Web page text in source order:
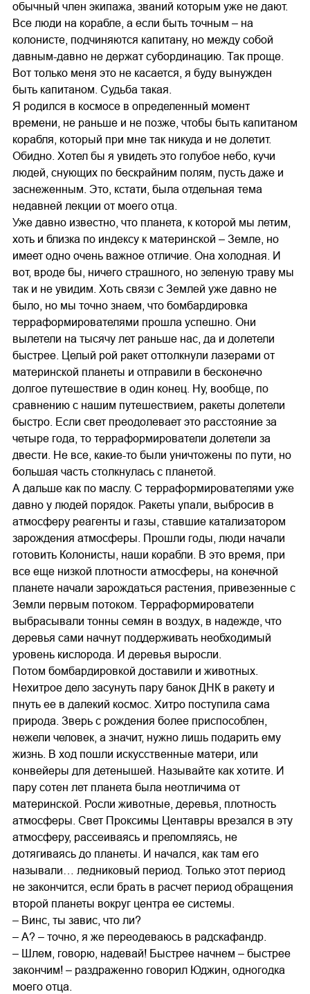
обычный член экипажа, званий которым уже не дают.
Все люди на корабле, а если быть точным – на
колонисте, подчиняются капитану, но между собой
давным-давно не держат субординацию. Так проще.
Вот только меня это не касается, я буду вынужден
быть капитаном. Судьба такая.
Я родился в космосе в определенный момент
времени, не раньше и не позже, чтобы быть капитаном
корабля, который при мне так никуда и не долетит.
Обидно. Хотел бы я увидеть это голубое небо, кучи
людей, снующих по бескрайним полям, пусть даже и
заснеженным. Это, кстати, была отдельная тема
недавней лекции от моего отца.
Уже давно известно, что планета, к которой мы летим,
хоть и близка по индексу к материнской – Земле, но
имеет одно очень важное отличие. Она холодная. И
вот, вроде бы, ничего страшного, но зеленую траву мы
так и не увидим. Хоть связи с Землей уже давно не
было, но мы точно знаем, что бомбардировка
терраформирователями прошла успешно. Они
вылетели на тысячу лет раньше нас, да и долетели
быстрее. Целый рой ракет оттолкнули лазерами от
материнской планеты и отправили в бесконечно
долгое путешествие в один конец. Ну, вообще, по
сравнению с нашим путешествием, ракеты долетели
быстро. Если свет преодолевает это расстояние за
четыре года, то терраформирователи долетели за
двести. Не все, какие-то были уничтожены по пути, но
большая часть столкнулась с планетой.
А дальше как по маслу. С терраформирователями уже
давно у людей порядок. Ракеты упали, выбросив в
атмосферу реагенты и газы, ставшие катализатором
зарождения атмосферы. Прошли годы, люди начали
готовить Колонисты, наши корабли. В это время, при
все еще низкой плотности атмосферы, на конечной
планете начали зарождаться растения, привезенные с
Земли первым потоком. Терраформирователи
выбрасывали тонны семян в воздух, в надежде, что
деревья сами начнут поддерживать необходимый
уровень кислорода. И деревья выросли.
Потом бомбардировкой доставили и животных.
Нехитрое дело засунуть пару банок ДНК в ракету и
пнуть ее в далекий космос. Хитро поступила сама
природа. Зверь с рождения более приспособлен,
нежели человек, а значит, нужно лишь подарить ему
жизнь. В ход пошли искусственные матери, или
конвейеры для детенышей. Называйте как хотите. И
пару сотен лет планета была неотличима от
материнской. Росли животные, деревья, плотность
атмосферы. Свет Проксимы Центавры врезался в эту
атмосферу, рассеиваясь и преломляясь, не
дотягиваясь до планеты. И начался, как там его
называли… ледниковый период. Только этот период
не закончится, если брать в расчет период обращения
второй планеты вокруг центра ее системы.
– Винс, ты завис, что ли?
– А? – точно, я же переодеваюсь в радскафандр.
– Шлем, говорю, надевай! Быстрее начнем – быстрее
закончим! – раздраженно говорил Юджин, одногодка
моего отца.